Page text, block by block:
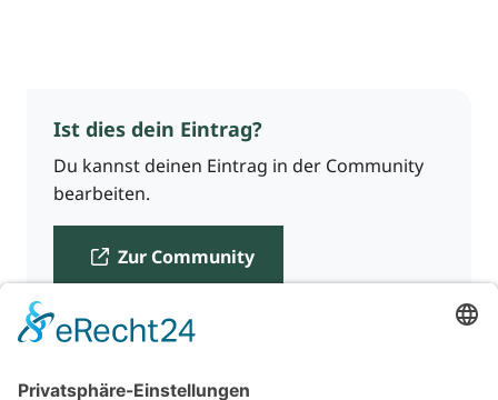
Ist dies dein Eintrag?
Du kannst deinen Eintrag in der Community
bearbeiten.
Zur Community